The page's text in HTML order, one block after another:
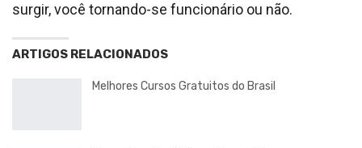
surgir, você tornando-se funcionário ou não.
ARTIGOS RELACIONADOS
Melhores Cursos Gratuitos do Brasil